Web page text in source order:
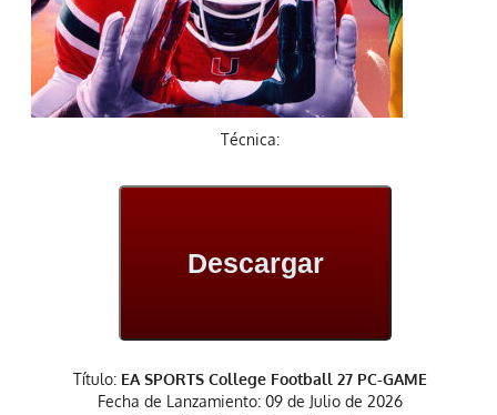
Técnica:
Descargar
Título: EA SPORTS College Football 27 PC-GAME
Fecha de Lanzamiento: 09 de Julio de 2026